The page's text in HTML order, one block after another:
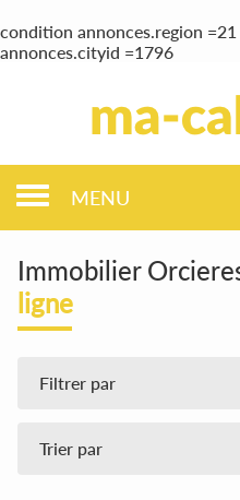
condition annonces.region
annonces.cityid =1796
MENU
Immobilier
ligne